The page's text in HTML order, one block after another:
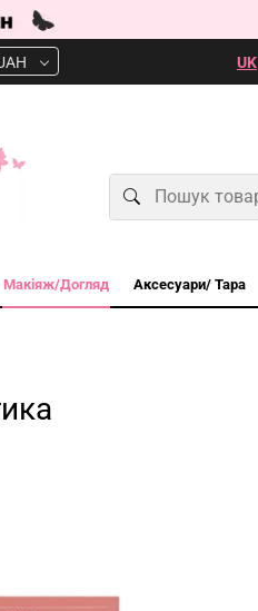
UK
Макіяж/Догляд Аксесуари/ Тара